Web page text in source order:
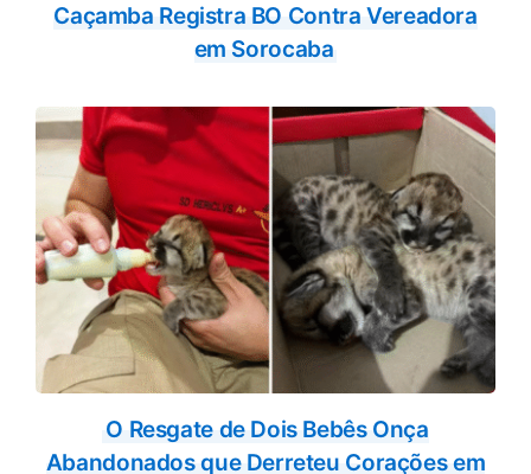
Caçamba Registra BO Contra Vereadora
em Sorocaba
O Resgate de Dois Bebês Onça
Abandonados que Derreteu Corações em